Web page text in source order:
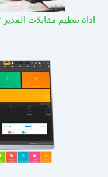
اداة تنظيم مقابلات المدير Interview Manager